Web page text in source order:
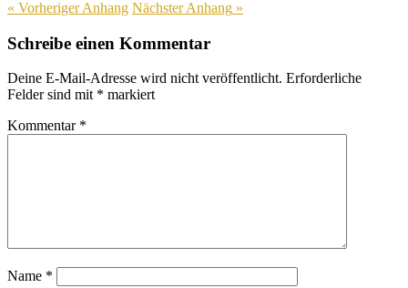
« VorherigerAnhang NächsterAnhang »
Schreibe einen Kommentar
Deine E-Mail-Adresse wird nicht veröffentlicht. Erforderliche
Felder sind mit * markiert
Kommentar *
Name *